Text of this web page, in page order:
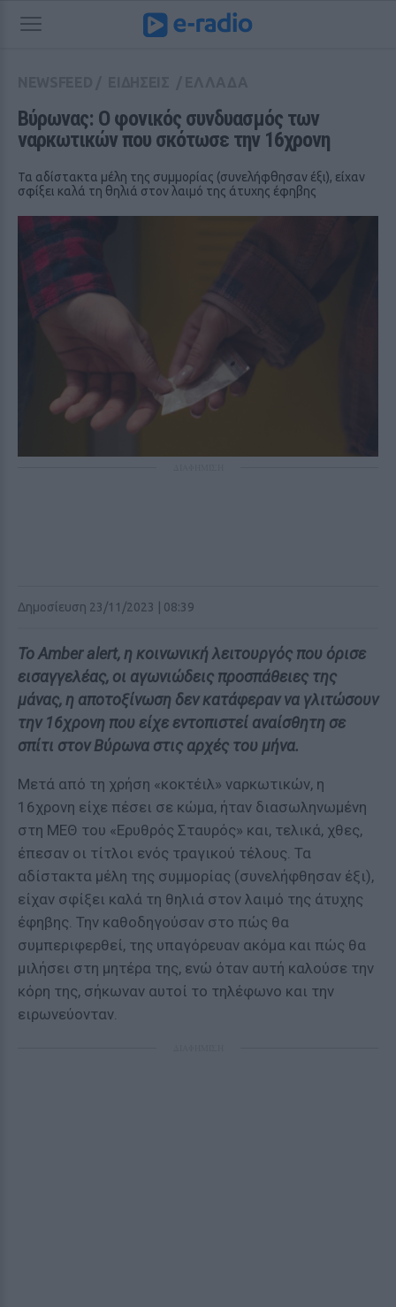
Βύρωνας: Ο φονικός συνδυασμός των
ναρκωτικών που σκότωσε την 16χρονη
Τα αδίστακτα μέλη της συμμορίας (συνελήφθησαν έξι), είχαν
σφίξει καλά τη θηλιά στον λαιμό της άτυχης έφηβης
Δημοσίευση 23/11/2023 | 08:39
Το Amber alert, η κοινωνική λειτουργός που όρισε
εισαγγελέας, οι αγωνιώδεις προσπάθειες της
μάνας, η αποτοξίνωση δεν κατάφεραν να γλιτώσουν
την 16χρονη που είχε εντοπιστεί αναίσθητη σε
σπίτι στον Βύρωνα στις αρχές του μήνα.
Μετά από τη χρήση «κοκτέιλ» ναρκωτικών, η
16χρονη είχε πέσει σε κώμα, ήταν διασωληνωμένη
στη ΜΕΘ του «Ερυθρός Σταυρός» και, τελικά, χθες,
έπεσαν οι τίτλοι ενός τραγικού τέλους. Τα
αδίστακτα μέλη της συμμορίας (συνελήφθησαν έξι),
είχαν σφίξει καλά τη θηλιά στον λαιμό της άτυχης
έφηβης. Την καθοδηγούσαν στο πώς θα
συμπεριφερθεί, της υπαγόρευαν ακόμα και πώς θα
μιλήσει στη μητέρα της, ενώ όταν αυτή καλούσε την
κόρη της, σήκωναν αυτοί το τηλέφωνο και την
ειρωνεύονταν.